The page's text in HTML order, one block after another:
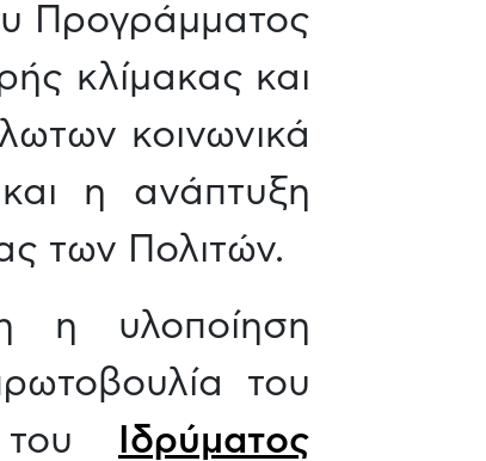
Προγράμματος
κλίμακας και
κοινωνικά
η ανάπτυξη
των Πολιτών.
η υλοποίηση
του
Ιδρύματος